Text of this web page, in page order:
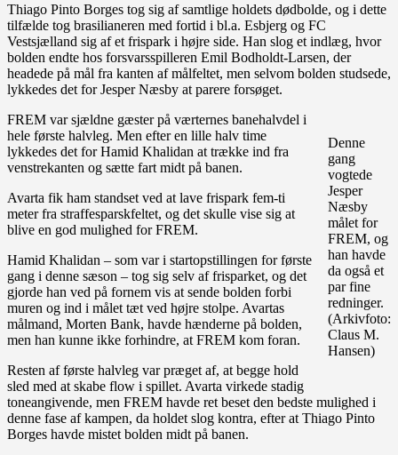
Thiago Pinto Borges tog sig af samtlige holdets dødbolde, og i dette
tilfælde tog brasilianeren med fortid i bl.a. Esbjerg og FC
Vestsjælland sig af et frispark i højre side. Han slog et indlæg, hvor
bolden endte hos forsvarsspilleren Emil Bodholdt-Larsen, der
headede på mål fra kanten af målfeltet, men selvom bolden studsede,
lykkedes det for Jesper Næsby at parere forsøget.
Denne
gang
vogtede
Jesper
Næsby
målet for
FREM, og
han havde
da også et
par fine
redninger.
(Arkivfoto:
Claus M.
Hansen)
FREM var sjældne gæster på værternes banehalvdel i
hele første halvleg. Men efter en lille halv time
lykkedes det for Hamid Khalidan at trække ind fra
venstrekanten og sætte fart midt på banen.
Avarta fik ham standset ved at lave frispark fem-ti
meter fra straffesparskfeltet, og det skulle vise sig at
blive en god mulighed for FREM.
Hamid Khalidan – som var i startopstillingen for første
gang i denne sæson – tog sig selv af frisparket, og det
gjorde han ved på fornem vis at sende bolden forbi
muren og ind i målet tæt ved højre stolpe. Avartas
målmand, Morten Bank, havde hænderne på bolden,
men han kunne ikke forhindre, at FREM kom foran.
Resten af første halvleg var præget af, at begge hold
sled med at skabe flow i spillet. Avarta virkede stadig
toneangivende, men FREM havde ret beset den bedste mulighed i
denne fase af kampen, da holdet slog kontra, efter at Thiago Pinto
Borges havde mistet bolden midt på banen.